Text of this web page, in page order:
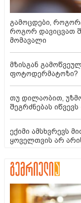
გამოცდები,
როგორ დავიცვათ
მომავალი
მზისგან
ფოტოდერმატოზი?
თუ დილაობით,
შეგრძნებას
ექიმი ამსხვრევს
ყოველთვის არ